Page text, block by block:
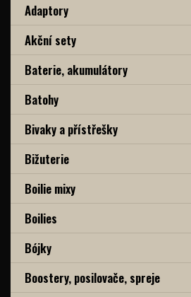
Adaptory
Akční sety
Baterie, akumulátory
Batohy
Bivaky a přístřešky
Bižuterie
Boilie mixy
Boilies
Bójky
Boostery, posilovače, spreje